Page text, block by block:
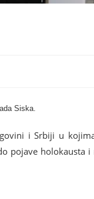
Siska.
i Srbiji u
pojave holokausta